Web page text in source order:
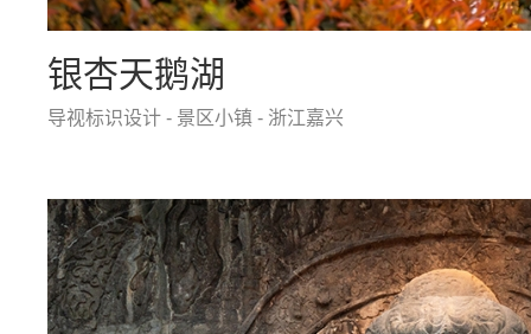
银杏天鹅湖
导视标识设计 - 景区小镇 - 浙江嘉兴